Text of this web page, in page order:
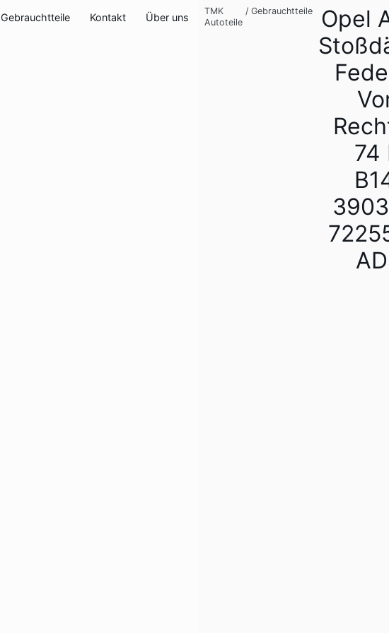
Gebrauchtteile Kontakt Über uns
TMK
Autoteile
/ Gebrauchtteile
Opel
74